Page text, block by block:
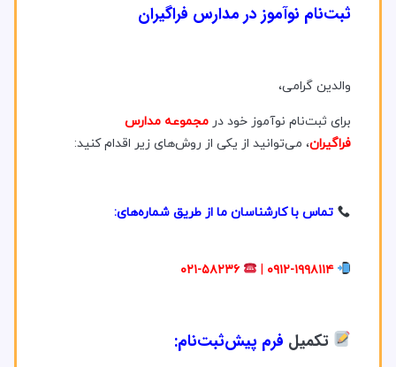
ثبت‌نام نوآموز در مدارس فراگیران
والدین گرامی،
برای ثبت‌نام نوآموز خود در مجموعه مدارس
فراگیران، می‌توانید از یکی از روش‌های زیر اقدام کنید:
تماس با کارشناسان ما از طریق شماره‌های:
۰۹۱۲-۱۹۹۸۱۱۴ | ۰۲۱-۵۸۲۳۶
تکمیل فرم پیش‌ثبت‌نام: